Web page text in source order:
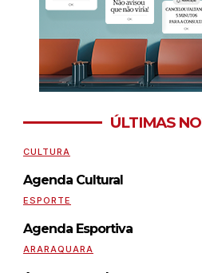
ÚLTIMAS
CULTURA
Agenda Cultural
ESPORTE
Agenda Esportiva
ARARAQUARA